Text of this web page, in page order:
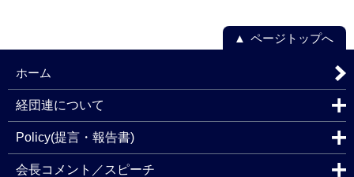
ページトップへ
ホーム
経団連について
Policy(提言・報告書)
会長コメント／スピーチ